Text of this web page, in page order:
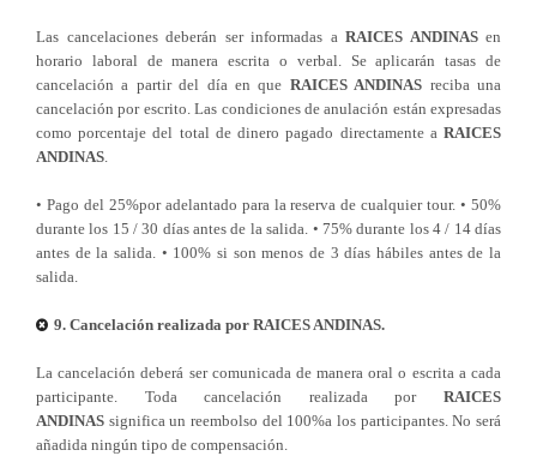
Las cancelaciones deberán ser informadas a RAICES ANDINASen
horario laboral de manera escrita o verbal. Se aplicarán tasas de
cancelación a partir del día en que RAICES ANDINAS reciba una
cancelación por escrito. Las condiciones de anulación están expresadas
como porcentaje del total de dinero pagado directamente a RAICES
ANDINAS.
• Pago del 25%por adelantado para la reserva de cualquier tour. • 50%
durante los 15 / 30 días antes de la salida. • 75% durante los 4 / 14 días
antes de la salida. • 100% si son menos de 3 días hábiles antes de la
salida.
9. Cancelación realizada por RAICES ANDINAS.
La cancelación deberá ser comunicada de manera oral o escrita a cada
participante. Toda cancelación realizada por RAICES
ANDINAS significa un reembolso del 100%a los participantes. No será
añadida ningún tipo de compensación.